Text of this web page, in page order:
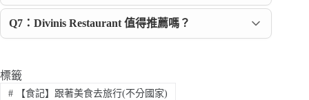
Q7：Divinis Restaurant 值得推薦嗎？
標籤
#【食記】跟著美食去旅行(不分國家)